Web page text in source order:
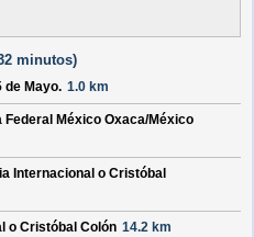
minutos)
de Mayo. 1.0 km
Federal México Oxaca/México
Internacional o Cristóbal
o Cristóbal Colón 14.2 km